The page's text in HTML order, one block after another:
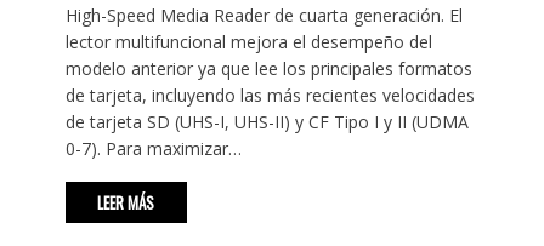
High-Speed Media Reader de cuarta generación. El
lector multifuncional mejora el desempeño del
modelo anterior ya que lee los principales formatos
de tarjeta, incluyendo las más recientes velocidades
de tarjeta SD (UHS-I, UHS-II) y CF Tipo I y II (UDMA
0-7). Para maximizar…
LEER MÁS